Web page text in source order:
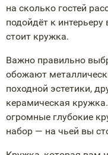
на сколько гостей
подойдёт к
стоит кружка.
Важно правильно
обожают
походной эстетики,
керамическая
огромные глубокие
набор — на чьей вы